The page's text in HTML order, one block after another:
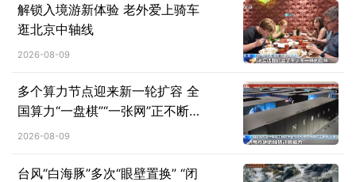
解锁入境游新体验 老外爱上骑车
逛北京中轴线
2026-08-09
多个算力节点迎来新一轮扩容 全
国算力“一盘棋”“一张网”正不断成
型
2026-08-09
台风“白海豚”多次“眼壁置换” “闭